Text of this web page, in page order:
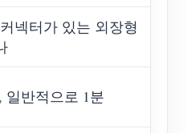
넥터가 있는 외장형
일반적으로 1분